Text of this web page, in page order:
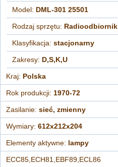
Model: DML-301 25501
Rodzaj sprzętu: Radioodbiornik
Klasyfikacja:stacjonarny
Zakresy: D,S,K,U
Kraj: Polska
Rok produkcji: 1970-72
Zasilanie:sieć, zmienny
Wymiary:612x212x204
Elementy aktywne: lampy
ECC85,ECH81,EBF89,ECL86